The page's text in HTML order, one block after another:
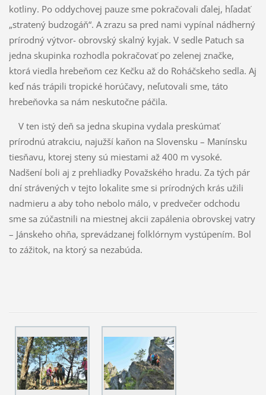
kotliny. Po oddychovej pauze sme pokračovali ďalej, hľadať
„stratený budzogáň“. A zrazu sa pred nami vypínal nádherný
prírodný výtvor- obrovský skalný kyjak. V sedle Patuch sa
jedna skupinka rozhodla pokračovať po zelenej značke,
ktorá viedla hrebeňom cez Kečku až do Roháčskeho sedla. Aj
keď nás trápili tropické horúčavy, neľutovali sme, táto
hrebeňovka sa nám neskutočne páčila.
V ten istý deň sa jedna skupina vydala preskúmať
prírodnú atrakciu, najužší kaňon na Slovensku – Manínsku
tiesňavu, ktorej steny sú miestami až 400 m vysoké.
Nadšení boli aj z prehliadky Považského hradu. Za tých pár
dní strávených v tejto lokalite sme si prírodných krás užili
nadmieru a aby toho nebolo málo, v predvečer odchodu
sme sa zúčastnili na miestnej akcii zapálenia obrovskej vatry
– Jánskeho ohňa, sprevádzanej folklórnym vystúpením. Bol
to zážitok, na ktorý sa nezabúda.